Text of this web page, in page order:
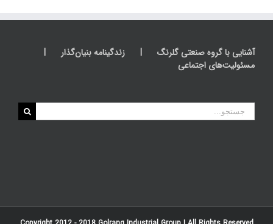
آشنایی با گروه صنعتی گلرنگ
زندگینامه بنیان‌گذار
مسئولیت‌های اجتماعی
جستجو
برای: